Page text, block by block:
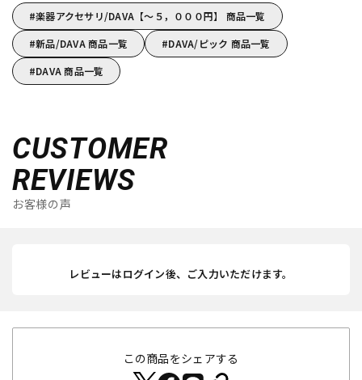
楽器アクセサリ/DAVA【～５，０００円】 商品一覧
新品/DAVA 商品一覧
DAVA/ピック 商品一覧
DAVA 商品一覧
CUSTOMER
REVIEWS
お客様の声
レビューはログイン後、ご入力いただけます。
この商品をシェアする